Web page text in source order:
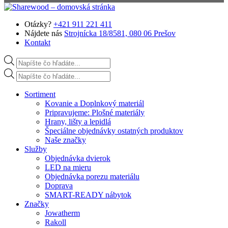
Preskočiť na hlavný obsah
Otázky? +421 911 221 411
Nájdete nás Strojnícka 18/8581, 080 06 Prešov
Kontakt
Products search
Products search
Sortiment
Kovanie a Doplnkový materiál
Pripravujeme: Plošné materiály
Hrany, lišty a lepidlá
Špeciálne objednávky ostatných produktov
Naše značky
Služby
Objednávka dvierok
LED na mieru
Objednávka porezu materiálu
Doprava
SMART-READY nábytok
Značky
Jowatherm
Rakoll